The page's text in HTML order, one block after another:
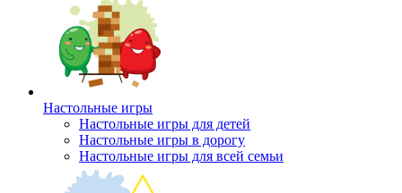
Настольные игры
Настольные игры для детей
Настольные игры в дорогу
Настольные игры для всей семьи